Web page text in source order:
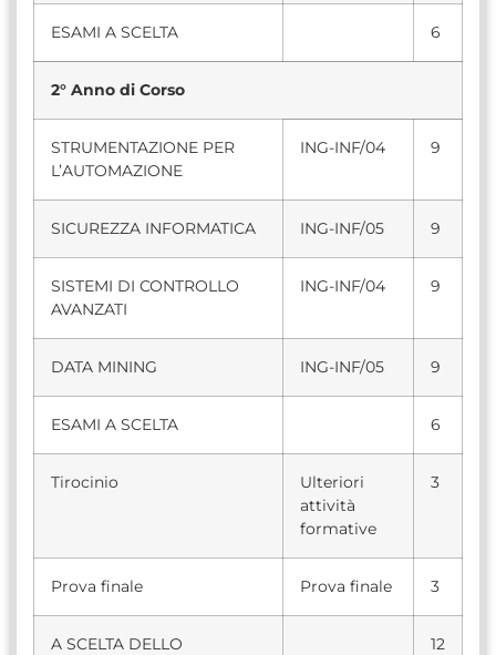
ESAMI A SCELTA 6
2° Anno di Corso
STRUMENTAZIONE PER
L’AUTOMAZIONE
ING-INF/04 9
SICUREZZA INFORMATICA ING-INF/05 9
SISTEMI DI CONTROLLO
AVANZATI
ING-INF/04 9
DATA MINING ING-INF/05 9
ESAMI A SCELTA 6
Tirocinio
Ulteriori
attività
formative
3
Prova finale Prova finale 3
A SCELTA DELLO
12